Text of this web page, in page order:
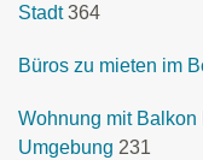
Stadt 364
Büros zu mieten im
Wohnung mit Balkon
Umgebung 231